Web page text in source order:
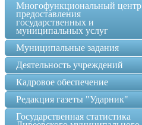
Многофункциональный центр
предоставления
государственных и
муниципальных услуг
Муниципальные задания
Деятельность учреждений
Кадровое обеспечение
Редакция газеты "Ударник"
Государственная статистика